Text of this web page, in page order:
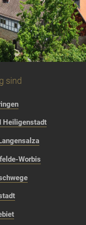
sind
Heiligenstadt
Worbis